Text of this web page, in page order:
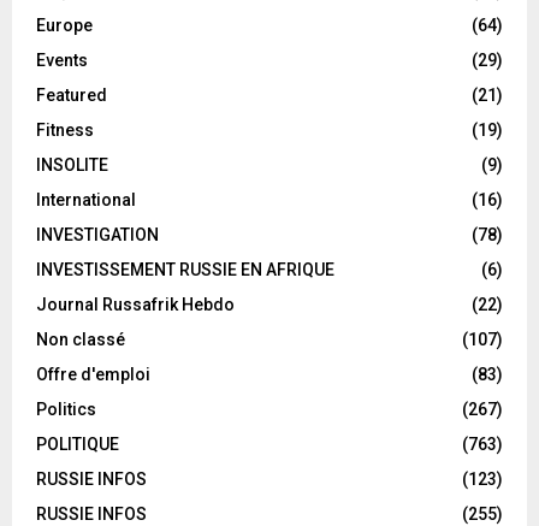
Europe
(64)
Events
(29)
Featured
(21)
Fitness
(19)
INSOLITE
(9)
International
(16)
INVESTIGATION
(78)
INVESTISSEMENT RUSSIE EN AFRIQUE
(6)
Journal Russafrik Hebdo
(22)
Non classé
(107)
Offre d'emploi
(83)
Politics
(267)
POLITIQUE
(763)
RUSSIE INFOS
(123)
RUSSIE INFOS
(255)